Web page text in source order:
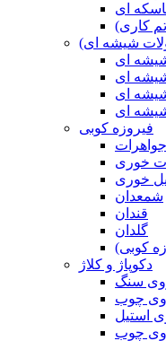
ای
کاری)
شیشه ای)
شیشه ای
ای
ای
ای
فیروزه کوبی
خوری
خوری
شمعدان
قندان
گلدان
کوبی)
دکوپاژ و کلاژ
سنگ
چوب
استیل
چوب